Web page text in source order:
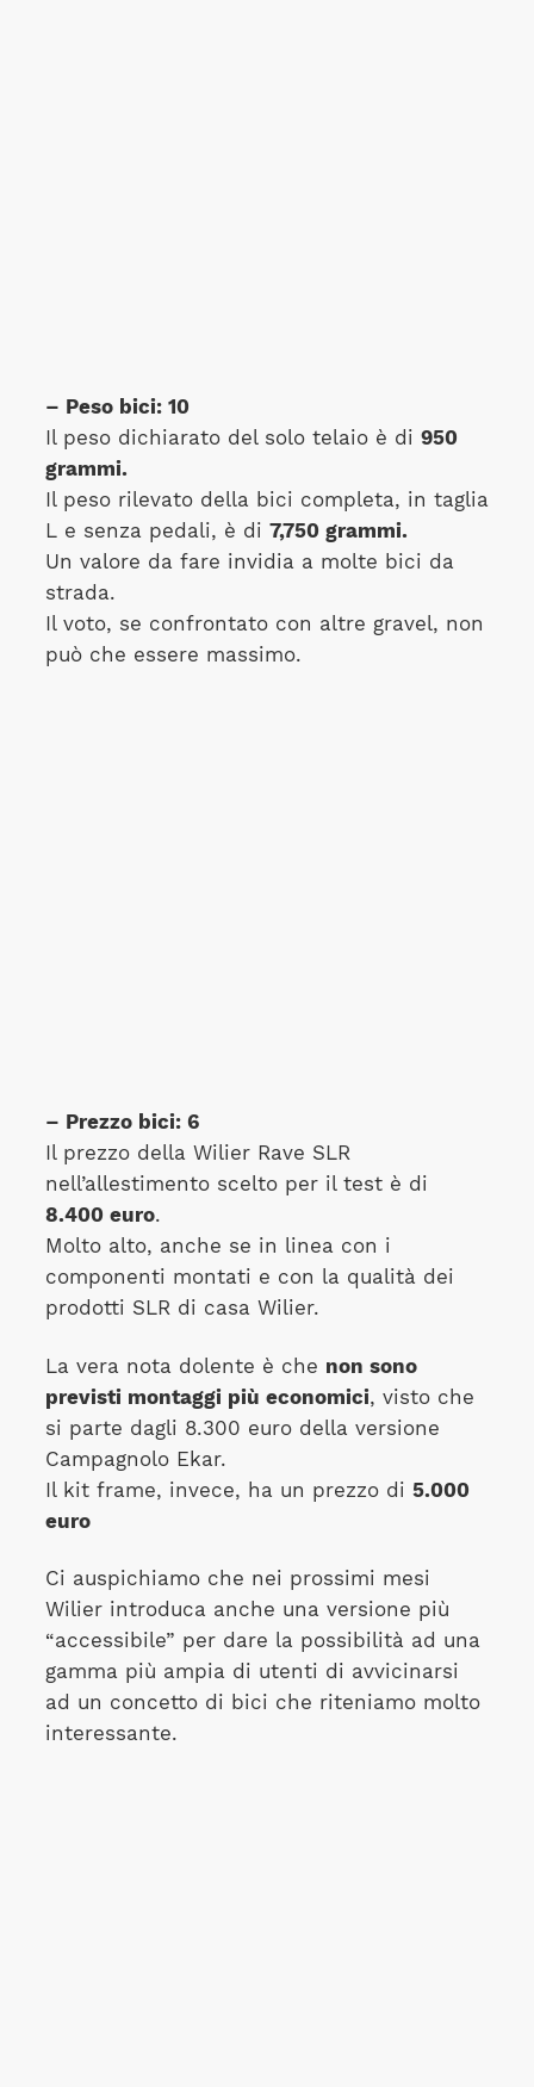
– Peso bici: 10
Il peso dichiarato del solo telaio è di 950
grammi.
Il peso rilevato della bici completa, in taglia
L e senza pedali, è di 7,750 grammi.
Un valore da fare invidia a molte bici da
strada.
Il voto, se confrontato con altre gravel, non
può che essere massimo.
– Prezzo bici: 6
Il prezzo della Wilier Rave SLR
nell’allestimento scelto per il test è di
8.400 euro.
Molto alto, anche se in linea con i
componenti montati e con la qualità dei
prodotti SLR di casa Wilier.
La vera nota dolente è che non sono
previsti montaggi più economici, visto che
si parte dagli 8.300 euro della versione
Campagnolo Ekar.
Il kit frame, invece, ha un prezzo di 5.000
euro
Ci auspichiamo che nei prossimi mesi
Wilier introduca anche una versione più
“accessibile” per dare la possibilità ad una
gamma più ampia di utenti di avvicinarsi
ad un concetto di bici che riteniamo molto
interessante.